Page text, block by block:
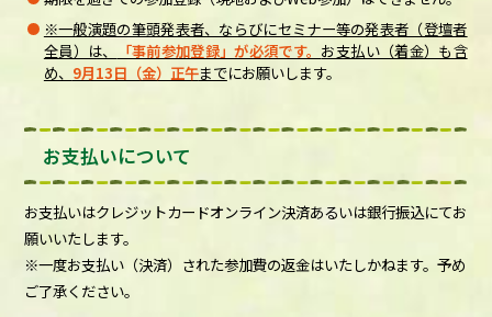
※一般演題の筆頭発表者、ならびにセミナー等の発表者（登壇者
全員）は、
「事前参加登録」が必須です。 お支払い（着金）も含
め、 9月13日（金）正午までにお願いします。
お支払いについて
お支払いはクレジットカードオンライン決済あるいは銀行振込にてお
願いいたします。
※一度お支払い（決済）された参加費の返金はいたしかねます。予め
ご了承ください。